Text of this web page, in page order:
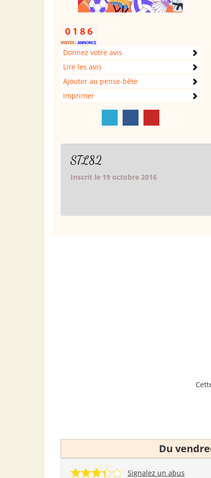
Donnez votre avis
Lire les avis
Ajouter au pense-bête
Imprimer
STL82
Inscrit le 19 octobre 2016
Du
Signalez un abus